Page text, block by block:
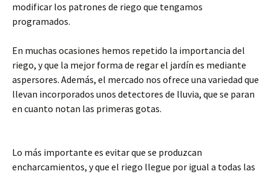
modificar los patrones de riego que tengamos
programados.
En muchas ocasiones hemos repetido la importancia del
riego, y que la mejor forma de regar el jardín es mediante
aspersores. Además, el mercado nos ofrece una variedad que
llevan incorporados unos detectores de lluvia, que se paran
en cuanto notan las primeras gotas.
Lo más importante es evitar que se produzcan
encharcamientos, y que el riego llegue por igual a todas las